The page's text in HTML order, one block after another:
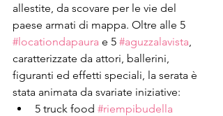
allestite, da scovare per le vie del
paese armati di mappa. Oltre alle 5
#locationdapaura e 5 #aguzzalavista
caratterizzate da attori, ballerini,
figuranti ed effetti speciali, la serata è
stata animata da svariate iniziative:
5 truck food #riempibudella